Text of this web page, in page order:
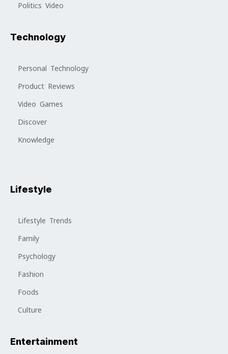
Politics Video
Technology
Personal Technology
Product Reviews
Video Games
Discover
Knowledge
Lifestyle
Lifestyle Trends
Family
Psychology
Fashion
Foods
Culture
Entertainment